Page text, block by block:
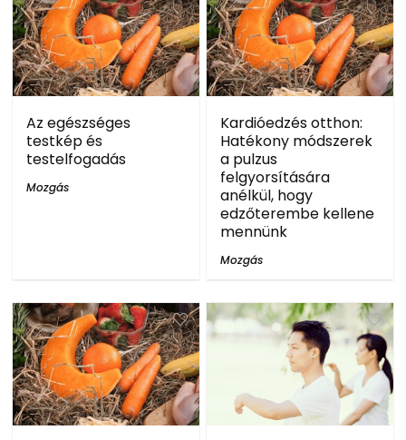
Az egészséges
testkép és
testelfogadás
Mozgás
Kardióedzés otthon:
Hatékony módszerek
a pulzus
felgyorsítására
anélkül, hogy
edzőterembe kellene
mennünk
Mozgás